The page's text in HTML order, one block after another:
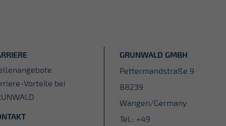
Vorteile bei
GRUNWALD GMBH
Pettermandstraße 9
88239
Wangen/Germany
Tel.: +49